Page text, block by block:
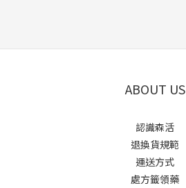
ABOUT US
認識森活
退換貨規範
運送方式
處方籤領藥